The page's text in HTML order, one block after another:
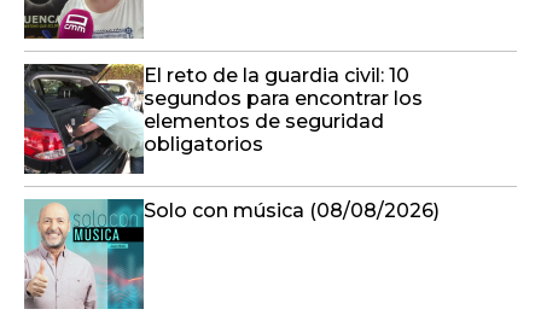
El reto de la guardia civil: 10
segundos para encontrar los
elementos de seguridad
obligatorios
Solo con música (08/08/2026)